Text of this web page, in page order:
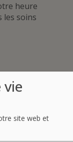
heure
les soins
vie
site web et